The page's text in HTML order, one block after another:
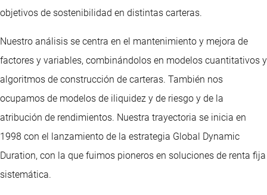
objetivos de sostenibilidad en distintas carteras.
Nuestro análisis se centra en el mantenimiento y mejora de
factores y variables, combinándolos en modelos cuantitativos y
algoritmos de construcción de carteras. También nos
ocupamos de modelos de iliquidez y de riesgo y de la
atribución de rendimientos. Nuestra trayectoria se inicia en
1998 con el lanzamiento de la estrategia Global Dynamic
Duration, con la que fuimos pioneros en soluciones de renta fija
sistemática.